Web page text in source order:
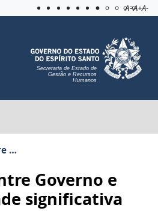
Aplicar
A=A+A-
Secretaria de Estado de
Gestão e Recursos
Humanos
A relação entre Governo e conectividade significativa
Governo e
significativa